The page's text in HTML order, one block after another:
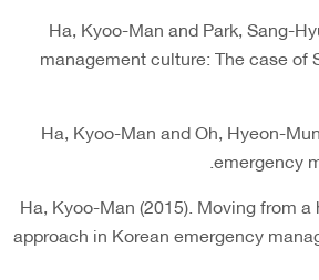
- Ha, Kyoo-Man and Park, Sang-
management culture: The case of
- Ha, Kyoo-Man and Oh, Hyeon-
emergency
- Ha, Kyoo-Man (2015). Moving from
approach in Korean emergency